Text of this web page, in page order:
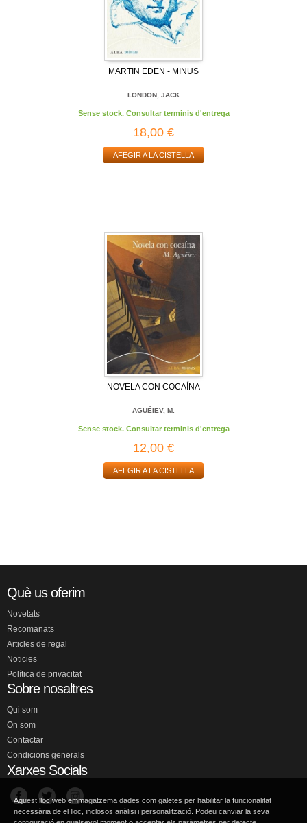
MARTIN EDEN - MINUS
LONDON, JACK
Sense stock. Consultar terminis d'entrega
18,00 €
AFEGIR A LA CISTELLA
NOVELA CON COCAÍNA
AGUÉIEV, M.
Sense stock. Consultar terminis d'entrega
12,00 €
AFEGIR A LA CISTELLA
Què us oferim
Novetats
Recomanats
Articles de regal
Noticies
Política de privacitat
Sobre nosaltres
Qui som
On som
Contactar
Condicions generals
Xarxes Socials
Aquest lloc web emmagatzema dades com galetes per habilitar la funcionalitat
necessària de el lloc, inclosos anàlisi i personalització. Podeu canviar la seva